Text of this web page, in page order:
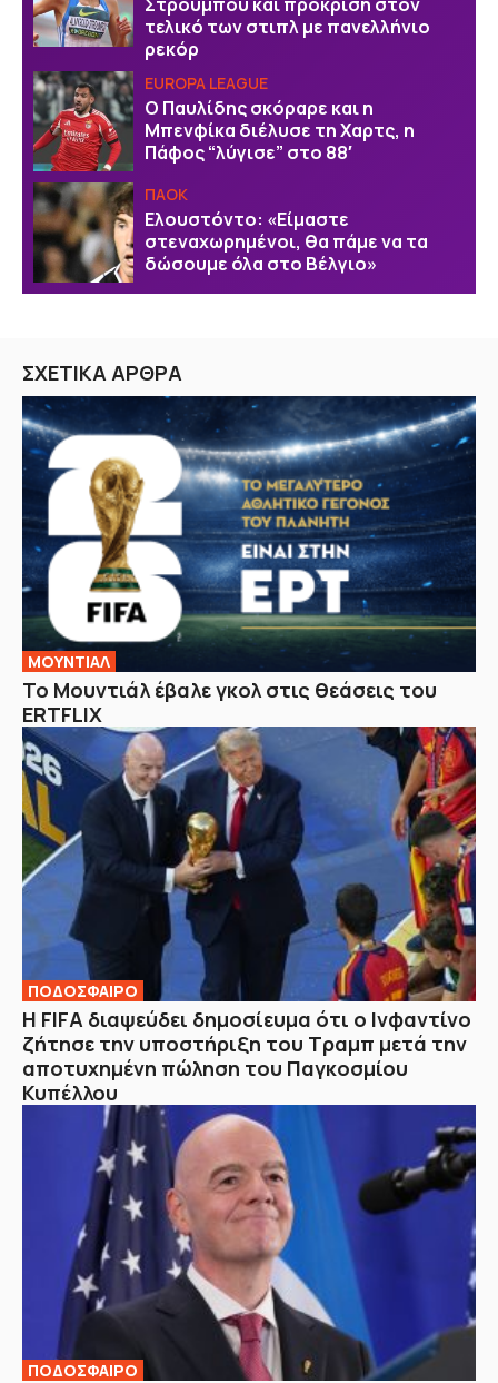
τελικό των στιπλ με πανελλήνιο
ρεκόρ
EUROPA LEAGUE
Ο Παυλίδης σκόραρε και η
Μπενφίκα διέλυσε τη Χαρτς, η
Πάφος “λύγισε” στο 88′
ΠΑΟΚ
Ελουστόντο: «Είμαστε
στεναχωρημένοι, θα πάμε να τα
δώσουμε όλα στο Βέλγιο»
ΣΧΕΤΙΚΑ ΑΡΘΡΑ
ΜΟΥΝΤΙΑΛ
Το Μουντιάλ έβαλε γκολ στις θεάσεις του
ERTFLIX
ΠΟΔΟΣΦΑΙΡΟ
Η FIFA διαψεύδει δημοσίευμα ότι ο Ινφαντίνο
ζήτησε την υποστήριξη του Τραμπ μετά την
αποτυχημένη πώληση του Παγκοσμίου
Κυπέλλου
ΠΟΔΟΣΦΑΙΡΟ